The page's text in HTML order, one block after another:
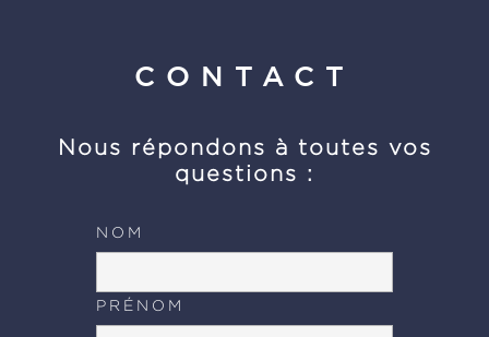
CONTACT
Nous répondons à toutes vos
questions :
NOM
PRÉNOM